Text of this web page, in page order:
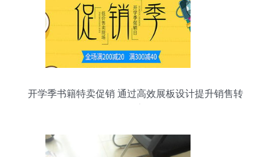
开学季书籍特卖促销 通过高效展板设计提升销售转